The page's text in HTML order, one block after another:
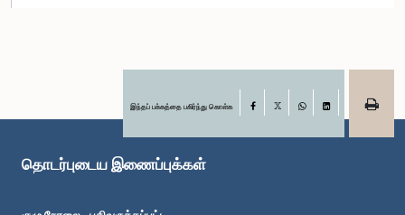
உறுப்பினர்
இந்தப் பக்கத்தை பகிர்ந்து கொள்க Facebook
LinkedIn
தொடர்புடைய இணைப்புக்கள்